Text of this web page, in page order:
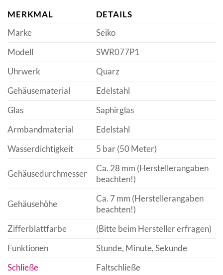
MERKMAL
DETAILS
Marke
Seiko
Modell
SWR077P1
Uhrwerk
Quarz
Gehäusematerial
Edelstahl
Glas
Saphirglas
Armbandmaterial
Edelstahl
Wasserdichtigkeit
5 bar (50 Meter)
Gehäusedurchmesser
Ca. 28 mm (Herstellerangaben
beachten!)
Gehäusehöhe
Ca. 7 mm (Herstellerangaben
beachten!)
Zifferblattfarbe
(Bitte beim Hersteller erfragen)
Funktionen
Stunde, Minute, Sekunde
Schließe
Faltschließe